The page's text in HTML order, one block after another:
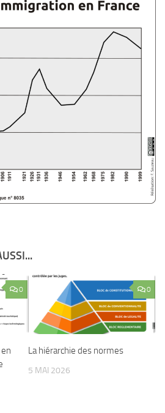
0 0
La hiérarchie des normes
5 MAI 2026